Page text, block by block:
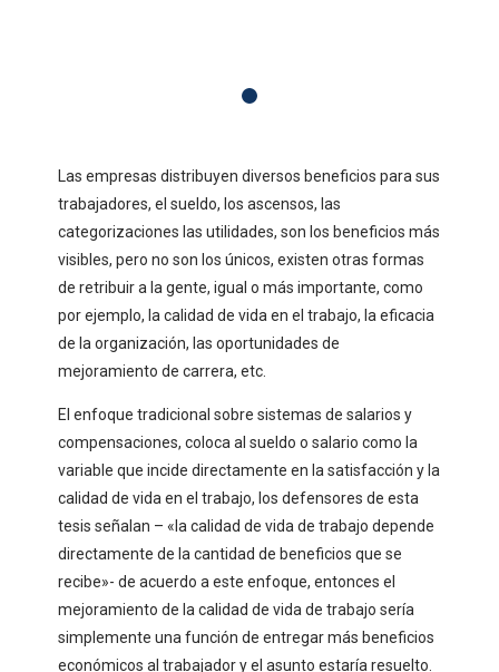
Las empresas distribuyen diversos beneficios para sus
trabajadores, el sueldo, los ascensos, las
categorizaciones las utilidades, son los beneficios más
visibles, pero no son los únicos, existen otras formas
de retribuir a la gente, igual o más importante, como
por ejemplo, la calidad de vida en el trabajo, la eficacia
de la organización, las oportunidades de
mejoramiento de carrera, etc.
El enfoque tradicional sobre sistemas de salarios y
compensaciones, coloca al sueldo o salario como la
variable que incide directamente en la satisfacción y la
calidad de vida en el trabajo, los defensores de esta
tesis señalan – «la calidad de vida de trabajo depende
directamente de la cantidad de beneficios que se
recibe»- de acuerdo a este enfoque, entonces el
mejoramiento de la calidad de vida de trabajo sería
simplemente una función de entregar más beneficios
económicos al trabajador y el asunto estaría resuelto.